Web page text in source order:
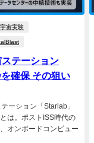
宇宙実験
テーション
確保 その狙い
ーション「Starlab」
は。ポストISS時代の
オンボードコンピュー